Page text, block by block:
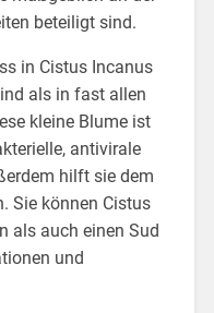
beteiligt sind.
in Cistus Incanus
als in fast allen
kleine Blume ist
antivirale
hilft sie dem
Sie können Cistus
als auch einen Sud
und